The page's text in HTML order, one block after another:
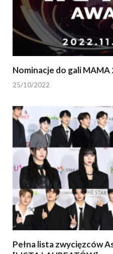
Nominacje do gali MAMA
25/10/2022
Pełna lista zwycięzców